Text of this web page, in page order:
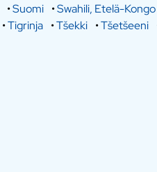
•Suomi •Swahili, Etelä-
•Tigrinja •Tšekki •Tšetšeeni